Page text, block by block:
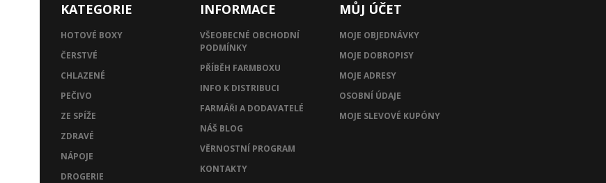
KATEGORIE
HOTOVÉ BOXY
ČERSTVÉ
CHLAZENÉ
PEČIVO
ZE SPÍŽE
ZDRAVÉ
NÁPOJE
DROGERIE
INFORMACE
VŠEOBECNÉ OBCHODNÍ
PODMÍNKY
PŘÍBĚH FARMBOXU
INFO K DISTRIBUCI
FARMÁŘI A DODAVATELÉ
NÁŠ BLOG
VĚRNOSTNÍ PROGRAM
KONTAKTY
MŮJ ÚČET
MOJE OBJEDNÁVKY
MOJE DOBROPISY
MOJE ADRESY
OSOBNÍ ÚDAJE
MOJE SLEVOVÉ KUPÓNY